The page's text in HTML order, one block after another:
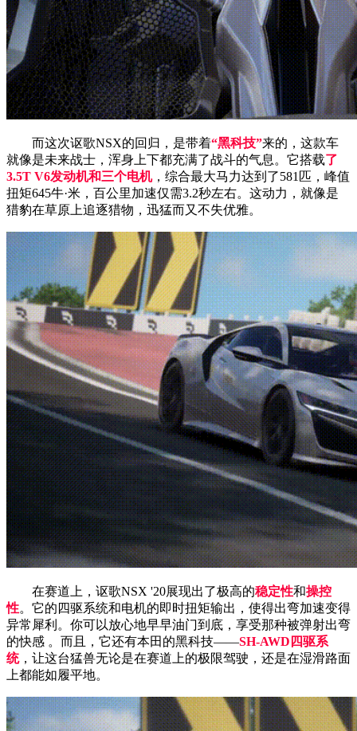
而这次讴歌NSX的回归，是带着“黑科技”来的，这款车
就像是未来战士，浑身上下都充满了战斗的气息。它搭载了
3.5T V6发动机和三个电机，综合最大马力达到了581匹，峰值
扭矩645牛·米，百公里加速仅需3.2秒左右。这动力，就像是
猎豹在草原上追逐猎物，迅猛而又不失优雅。
在赛道上，讴歌NSX '20展现出了极高的稳定性和操控
性。它的四驱系统和电机的即时扭矩输出，使得出弯加速变得
异常犀利。你可以放心地早早油门到底，享受那种被弹射出弯
的快感 。而且，它还有本田的黑科技——SH-AWD四驱系
统，让这台猛兽无论是在赛道上的极限驾驶，还是在湿滑路面
上都能如履平地。